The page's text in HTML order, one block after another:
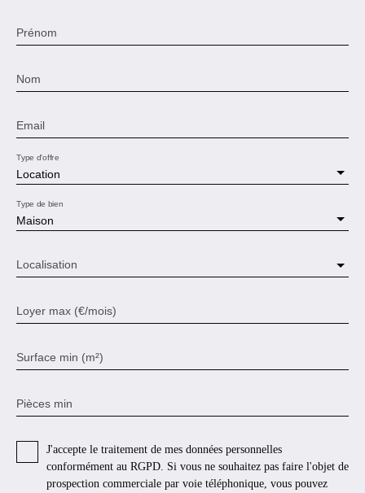
Prénom
Nom
Email
Location
Type d'offre
Maison
Type de bien
Localisation
Loyer max (€/mois)
Surface min (m²)
Pièces min
J'accepte le traitement de mes données personnelles
conformément au RGPD. Si vous ne souhaitez pas faire l'objet de
prospection commerciale par voie téléphonique, vous pouvez